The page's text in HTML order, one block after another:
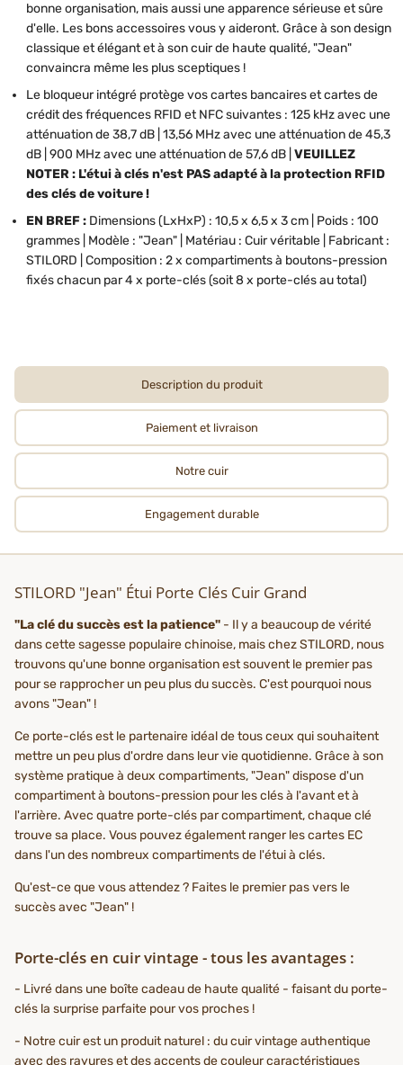
bonne organisation, mais aussi une apparence sérieuse et sûre
d'elle. Les bons accessoires vous y aideront. Grâce à son design
classique et élégant et à son cuir de haute qualité, "Jean"
convaincra même les plus sceptiques !
Le bloqueur intégré protège vos cartes bancaires et cartes de
crédit des fréquences RFID et NFC suivantes : 125 kHz avec une
atténuation de 38,7 dB | 13,56 MHz avec une atténuation de 45,3
dB | 900 MHz avec une atténuation de 57,6 dB | VEUILLEZ
NOTER : L'étui à clés n'est PAS adapté à la protection RFID
des clés de voiture !
EN BREF : Dimensions (LxHxP) : 10,5 x 6,5 x 3 cm | Poids : 100
grammes | Modèle : "Jean" | Matériau : Cuir véritable | Fabricant :
STILORD | Composition : 2 x compartiments à boutons-pression
fixés chacun par 4 x porte-clés (soit 8 x porte-clés au total)
Description du produit
Paiement et livraison
Notre cuir
Engagement durable
STILORD "Jean" Étui Porte Clés Cuir Grand
"La clé du succès est la patience" - Il y a beaucoup de vérité
dans cette sagesse populaire chinoise, mais chez STILORD, nous
trouvons qu'une bonne organisation est souvent le premier pas
pour se rapprocher un peu plus du succès. C'est pourquoi nous
avons "Jean" !
Ce porte-clés est le partenaire idéal de tous ceux qui souhaitent
mettre un peu plus d'ordre dans leur vie quotidienne. Grâce à son
système pratique à deux compartiments, "Jean" dispose d'un
compartiment à boutons-pression pour les clés à l'avant et à
l'arrière. Avec quatre porte-clés par compartiment, chaque clé
trouve sa place. Vous pouvez également ranger les cartes EC
dans l'un des nombreux compartiments de l'étui à clés.
Qu'est-ce que vous attendez ? Faites le premier pas vers le
succès avec "Jean" !
Porte-clés en cuir vintage - tous les avantages :
- Livré dans une boîte cadeau de haute qualité - faisant du porte-
clés la surprise parfaite pour vos proches !
- Notre cuir est un produit naturel : du cuir vintage authentique
avec des rayures et des accents de couleur caractéristiques